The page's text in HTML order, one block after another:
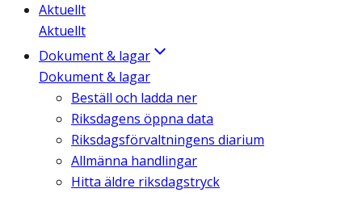
Aktuellt
Aktuellt
Dokument & lagar
Dokument & lagar
Beställ och ladda ner
Riksdagens öppna data
Riksdagsförvaltningens diarium
Allmänna handlingar
Hitta äldre riksdagstryck